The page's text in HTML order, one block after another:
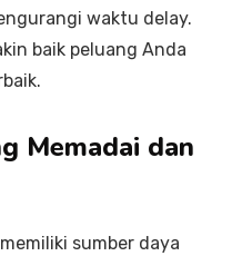
waktu delay.
baik peluang Anda
Memadai dan
sumber daya